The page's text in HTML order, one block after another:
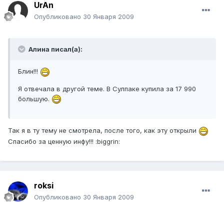
UrAn
Опубликовано 30 Января 2009
Алина писал(а):
Блин!!!
Я отвечала в другой теме. В Сулпаке купила за 17 990
большую.
Так я в ту тему не смотрела, после того, как эту открыли
Спасибо за ценную инфу!!! :biggrin:
roksi
Опубликовано 30 Января 2009